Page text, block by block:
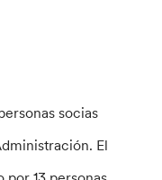
socias
El